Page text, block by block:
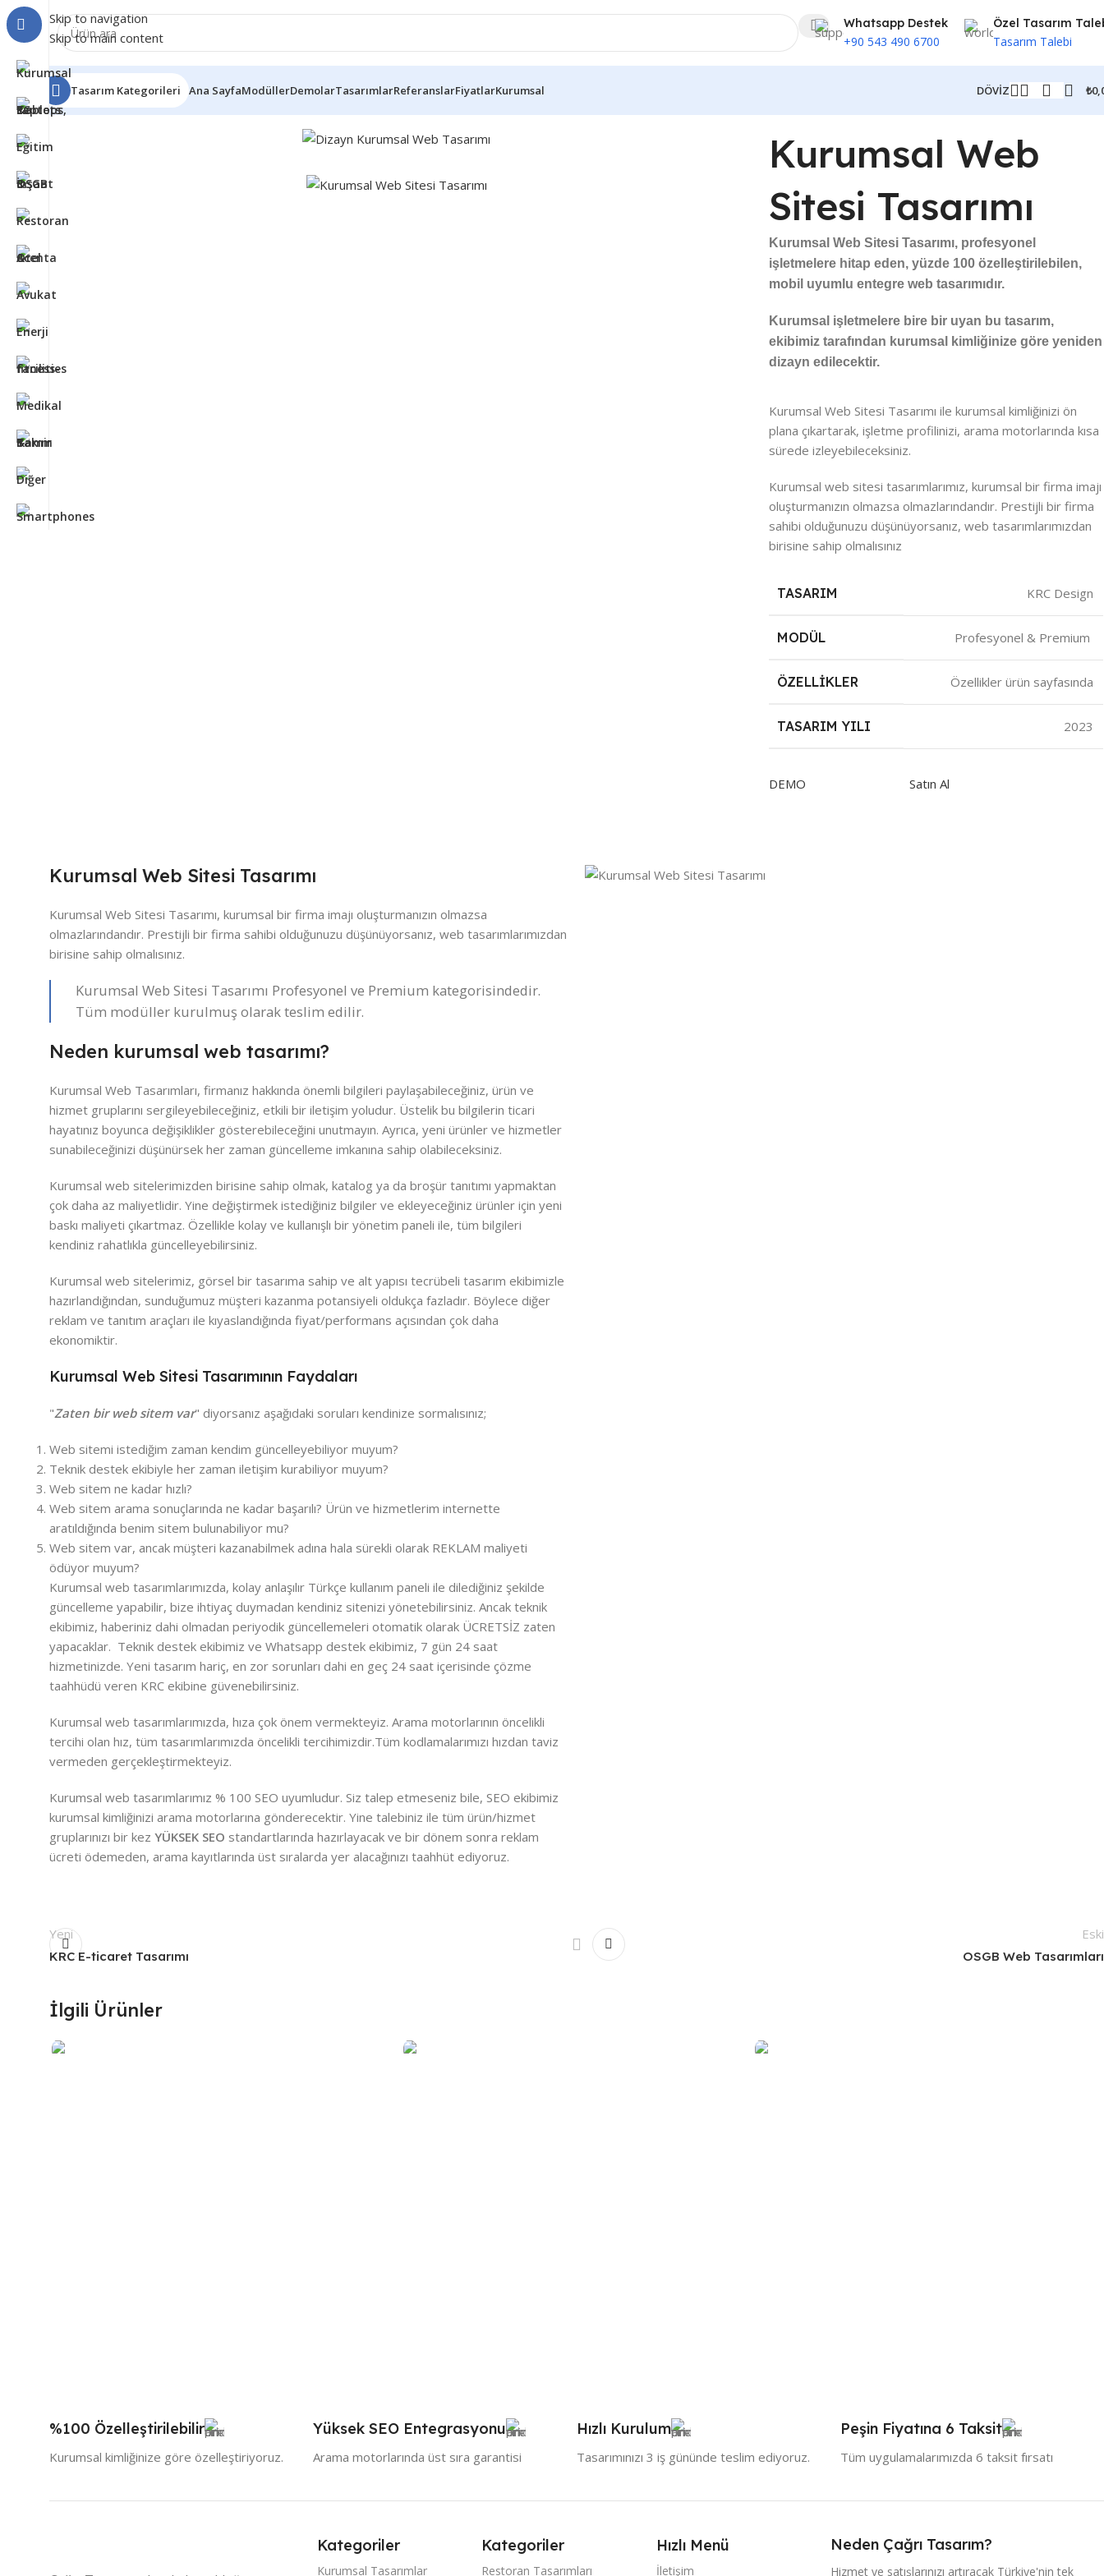
Skip to navigation
Skip to main content
Whatsapp Destek
+90 543 490 6700
Özel Tasarım
Tasarım Talebi
Tasarım Kategorileri Ana SayfaModüllerDemolarTasarımlarReferanslarFiyatlarKurumsal DÖVİZ ₺
Kurumsal Web
Sitesi Tasarımı
Kurumsal Web Sitesi Tasarımı, profesyonel
işletmelere hitap eden, yüzde 100 özelleştirilebilen,
mobil uyumlu entegre web tasarımıdır.
Kurumsal işletmelere bire bir uyan bu tasarım,
ekibimiz tarafından kurumsal kimliğinize göre yeniden
dizayn edilecektir.
Kurumsal Web Sitesi Tasarımı ile kurumsal kimliğinizi ön
plana çıkartarak, işletme profilinizi, arama motorlarında kısa
sürede izleyebileceksiniz.
Kurumsal web sitesi tasarımlarımız, kurumsal bir firma imajı
oluşturmanızın olmazsa olmazlarındandır. Prestijli bir firma
sahibi olduğunuzu düşünüyorsanız, web tasarımlarımızdan
birisine sahip olmalısınız
TASARIM KRC Design
MODÜL Profesyonel & Premium
ÖZELLIKLER Özellikler ürün sayfasında
TASARIM YILI 2023
DEMO Satın Al
Kurumsal Web Sitesi Tasarımı
Kurumsal Web Sitesi Tasarımı, kurumsal bir firma imajı oluşturmanızın olmazsa
olmazlarındandır. Prestijli bir firma sahibi olduğunuzu düşünüyorsanız, web tasarımlarımızdan
birisine sahip olmalısınız.
Kurumsal Web Sitesi Tasarımı Profesyonel ve Premium kategorisindedir.
Tüm modüller kurulmuş olarak teslim edilir.
Neden kurumsal web tasarımı?
Kurumsal Web Tasarımları, firmanız hakkında önemli bilgileri paylaşabileceğiniz, ürün ve
hizmet gruplarını sergileyebileceğiniz, etkili bir iletişim yoludur. Üstelik bu bilgilerin ticari
hayatınız boyunca değişiklikler gösterebileceğini unutmayın. Ayrıca, yeni ürünler ve hizmetler
sunabileceğinizi düşünürsek her zaman güncelleme imkanına sahip olabileceksiniz.
Kurumsal web sitelerimizden birisine sahip olmak, katalog ya da broşür tanıtımı yapmaktan
çok daha az maliyetlidir. Yine değiştirmek istediğiniz bilgiler ve ekleyeceğiniz ürünler için yeni
baskı maliyeti çıkartmaz. Özellikle kolay ve kullanışlı bir yönetim paneli ile, tüm bilgileri
kendiniz rahatlıkla güncelleyebilirsiniz.
Kurumsal web sitelerimiz, görsel bir tasarıma sahip ve alt yapısı tecrübeli tasarım ekibimizle
hazırlandığından, sunduğumuz müşteri kazanma potansiyeli oldukça fazladır. Böylece diğer
reklam ve tanıtım araçları ile kıyaslandığında fiyat/performans açısından çok daha
ekonomiktir.
Kurumsal Web Sitesi Tasarımının Faydaları
"Zaten bir web sitem var" diyorsanız aşağıdaki soruları kendinize sormalısınız;
Web sitemi istediğim zaman kendim güncelleyebiliyor muyum?
Teknik destek ekibiyle her zaman iletişim kurabiliyor muyum?
Web sitem ne kadar hızlı?
Web sitem arama sonuçlarında ne kadar başarılı? Ürün ve hizmetlerim internette
aratıldığında benim sitem bulunabiliyor mu?
Web sitem var, ancak müşteri kazanabilmek adına hala sürekli olarak REKLAM maliyeti
ödüyor muyum?
Kurumsal web tasarımlarımızda, kolay anlaşılır Türkçe kullanım paneli ile dilediğiniz şekilde
güncelleme yapabilir, bize ihtiyaç duymadan kendiniz sitenizi yönetebilirsiniz. Ancak teknik
ekibimiz, haberiniz dahi olmadan periyodik güncellemeleri otomatik olarak ÜCRETSİZ zaten
yapacaklar. Teknik destek ekibimiz ve Whatsapp destek ekibimiz, 7 gün 24 saat
hizmetinizde. Yeni tasarım hariç, en zor sorunları dahi en geç 24 saat içerisinde çözme
taahhüdü veren KRC ekibine güvenebilirsiniz.
Kurumsal web tasarımlarımızda, hıza çok önem vermekteyiz. Arama motorlarının öncelikli
tercihi olan hız, tüm tasarımlarımızda öncelikli tercihimizdir.Tüm kodlamalarımızı hızdan taviz
vermeden gerçekleştirmekteyiz.
Kurumsal web tasarımlarımız % 100 SEO uyumludur. Siz talep etmeseniz bile, SEO ekibimiz
kurumsal kimliğinizi arama motorlarına gönderecektir. Yine talebiniz ile tüm ürün/hizmet
gruplarınızı bir kez YÜKSEK SEO standartlarında hazırlayacak ve bir dönem sonra reklam
ücreti ödemeden, arama kayıtlarında üst sıralarda yer alacağınızı taahhüt ediyoruz.
Yeni
KRC E-ticaret Tasarımı
Eski
OSGB Web Tasarımları
İlgili Ürünler
%100 Özelleştirilebilir
Kurumsal kimliğinize göre özelleştiriyoruz.
Yüksek SEO Entegrasyonu
Arama motorlarında üst sıra garantisi
Hızlı Kurulum
Tasarımınızı 3 iş gününde teslim ediyoruz.
Peşin Fiyatına 6 Taksit
Tüm uygulamalarımızda 6 taksit fırsatı
Kategoriler
Kurumsal Tasarımlar
Kategoriler
Restoran Tasarımları
Hızlı Menü
İletişim
Neden Çağrı Tasarım?
Hizmet ve satışlarınızı artıracak Türkiye'nin tek